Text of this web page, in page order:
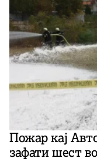
Пожар кај
зафати шест